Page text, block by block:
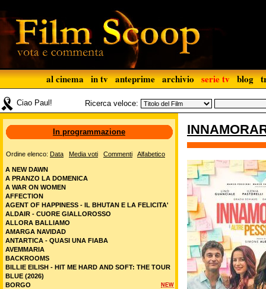
al cinema in tv anteprime archivio serie tv blog
Ciao Paul! Ricerca veloce:
In programmazione
Ordine elenco: Data Media voti Commenti Alfabetico
A NEW DAWN
A PRANZO LA DOMENICA
A WAR ON WOMEN
AFFECTION
AGENT OF HAPPINESS - IL BHUTAN E LA FELICITA'
ALDAIR - CUORE GIALLOROSSO
ALLORA BALLIAMO
AMARGA NAVIDAD
ANTARTICA - QUASI UNA FIABA
AVEMMARIA
BACKROOMS
BILLIE EILISH - HIT ME HARD AND SOFT: THE TOUR
BLUE (2026)
NEW
BORGO